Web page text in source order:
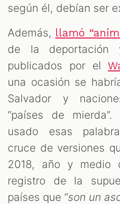
según él, debían ser
Además, llamó
de la deportación
publicados por el
una ocasión se
Salvador y
“países de
usado esas
cruce de versiones
2018, año y medio
registro de la
países que “son un